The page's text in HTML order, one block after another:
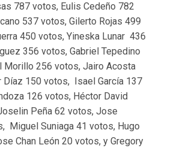
787 votos, Eulis Cedeño 782
537 votos, Gilerto Rojas 499
450 votos, Yineska Lunar 436
356 votos, Gabriel Tepedino
Morillo 256 votos, Jairo Acosta
150 votos, Isael García 137
126 votos, Héctor David
Peña 62 votos, Jose
Miguel Suniaga 41 votos, Hugo
Chan León 20 votos, y Gregory